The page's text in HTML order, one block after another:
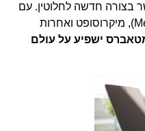
בצורה חדשה לחלוטין. עם
כניסת חברות גדולות כמו מטא (Meta), מיקרוסופט ואחרות
ישפיע על עולם